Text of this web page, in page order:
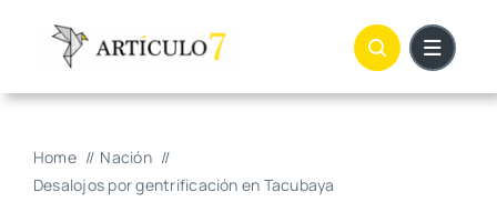
Home
Nación
Desalojos por gentrificación en Tacubaya